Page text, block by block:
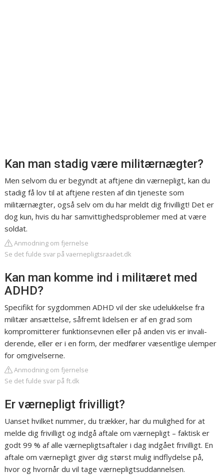
Kan man stadig være militærnægter?
Men selvom du er begyndt at aftjene din værnepligt, kan du
stadig få lov til at aftjene resten af din tjeneste som
militærnægter, også selv om du har meldt dig frivilligt! Det er
dog kun, hvis du har samvittighedsproblemer med at være
soldat.
Anmodning om fjernelse
Se det fulde svar på vaernepligtsraadet.dk
Kan man komme ind i militæret med
ADHD?
Specifikt for sygdommen ADHD vil der ske udelukkelse fra
militær ansættelse, såfremt lidelsen er af en grad som
kompromitterer funktionsevnen eller på anden vis er invali-
derende, eller er i en form, der medfører væsentlige ulemper
for omgivelserne.
Anmodning om fjernelse
Se det fulde svar på ft.dk
Er værnepligt frivilligt?
Uanset hvilket nummer, du trækker, har du mulighed for at
melde dig frivilligt og indgå aftale om værnepligt – faktisk er
godt 99 % af alle værnepligtsaftaler i dag indgået frivilligt. En
aftale om værnepligt giver dig størst mulig indflydelse på,
hvor og hvornår du vil tage værnepligtsuddannelsen.